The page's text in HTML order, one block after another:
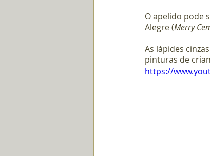
O apelido pode
Alegre (Merry
As lápides
pinturas de
https://